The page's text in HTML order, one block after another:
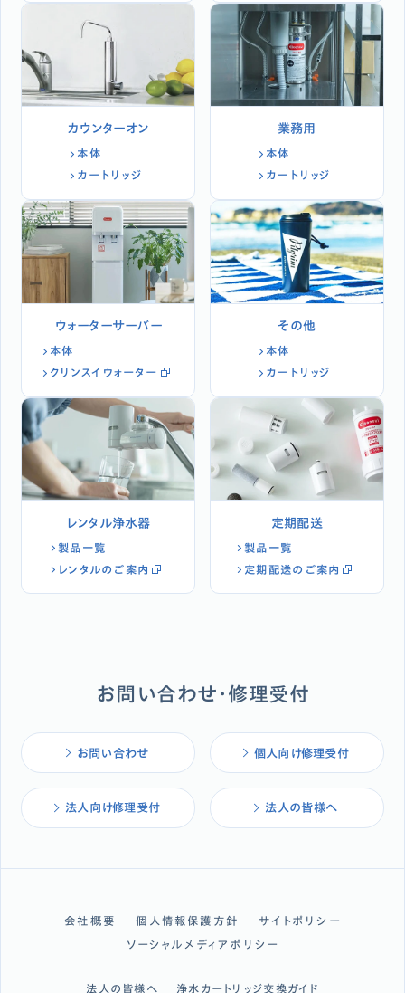
カウンターオン
本体
カートリッジ
業務用
本体
カートリッジ
ウォーターサーバー
本体
クリンスイウォーター
その他
本体
カートリッジ
レンタル浄水器
製品一覧
レンタルのご案内
定期配送
製品一覧
定期配送のご案内
お問い合わせ・修理受付
お問い合わせ 個人向け修理受付
法人向け修理受付 法人の皆様へ
会社概要 個人情報保護方針
サイトポリシー
ソーシャルメディアポリシー
法人の皆様へ 浄水カートリッジ交換ガイド